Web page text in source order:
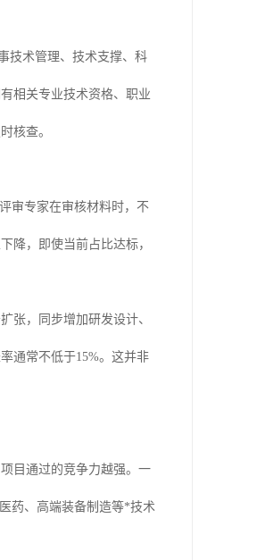
技术管理、技术支撑、科
相关专业技术资格、职业
核查。
审专家在审核材料时，不
降，即使当前占比达标，
张，同步增加研发设计、
通常不低于15%。这并非
目通过的竞争力越强。一
药、高端装备制造等*技术